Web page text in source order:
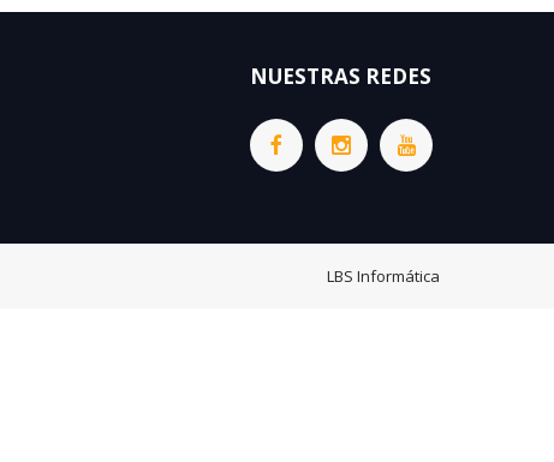
NUESTRAS REDES
LBS Informática